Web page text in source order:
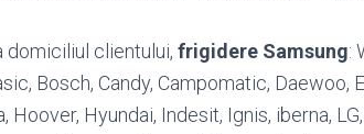
clientului, frigidere Samsung:
Bosch, Candy, Campomatic, Daewoo,
Hoover, Hyundai, Indesit, Ignis, iberna,